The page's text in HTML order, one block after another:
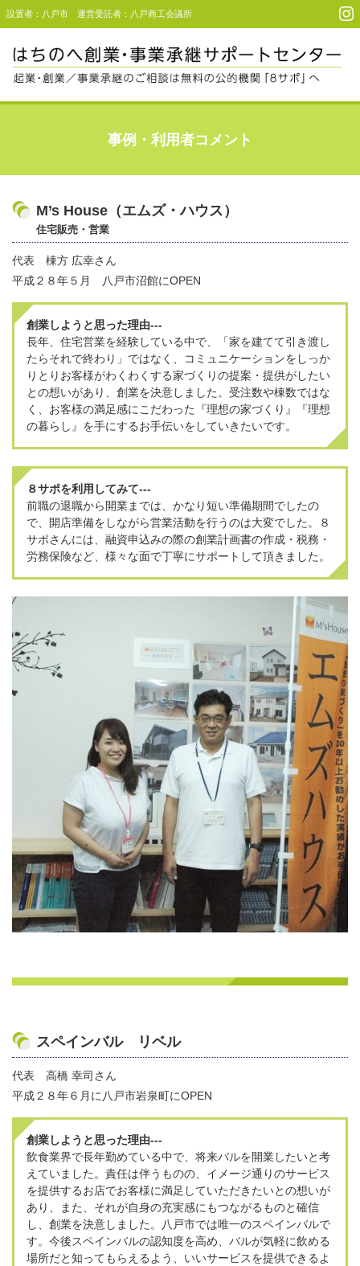
設置者：八戸市 運営受託者：八戸商工会議所
事例・利用者コメント
M’s House（エムズ・ハウス）
住宅販売・営業
代表 棟方 広幸さん
平成２８年５月 八戸市沼館にOPEN
創業しようと思った理由---
長年、住宅営業を経験している中で、「家を建てて引き渡し
たらそれで終わり」ではなく、コミュニケーションをしっか
りとりお客様がわくわくする家づくりの提案・提供がしたい
との想いがあり、創業を決意しました。受注数や棟数ではな
く、お客様の満足感にこだわった『理想の家づくり』『理想
の暮らし』を手にするお手伝いをしていきたいです。
８サポを利用してみて---
前職の退職から開業までは、かなり短い準備期間でしたの
で、開店準備をしながら営業活動を行うのは大変でした。８
サポさんには、融資申込みの際の創業計画書の作成・税務・
労務保険など、様々な面で丁寧にサポートして頂きました。
スペインバル リベル
代表 高橋 幸司さん
平成２８年６月に八戸市岩泉町にOPEN
創業しようと思った理由---
飲食業界で長年勤めている中で、将来バルを開業したいと考
えていました。責任は伴うものの、イメージ通りのサービス
を提供するお店でお客様に満足していただきたいとの想いが
あり、また、それが自身の充実感にもつながるものと確信
し、創業を決意しました。八戸市では唯一のスペインバルで
す。今後スペインバルの認知度を高め、バルが気軽に飲める
場所だと知ってもらえるよう、いいサービスを提供できるよ
起業・創業支援
セミナー＆イベント
アクセス
お問い合わせ
プライバシーポリシー